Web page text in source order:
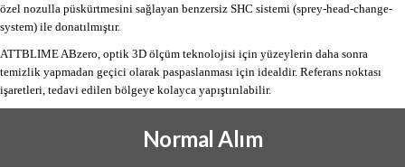
özel nozulla püskürtmesini sağlayan benzersiz SHC sistemi (sprey-head-change-
system) ile donatılmıştır.
ATTBLIME ABzero, optik 3D ölçüm teknolojisi için yüzeylerin daha sonra
temizlik yapmadan geçici olarak paspaslanması için idealdir. Referans noktası
işaretleri, tedavi edilen bölgeye kolayca yapıştırılabilir.
Normal Alım